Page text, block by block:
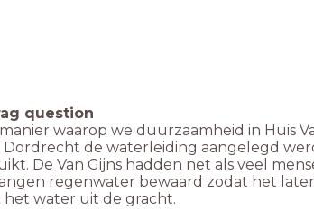
question
waarop we duurzaamheid in Huis
Dordrecht de waterleiding aangelegd
De Van Gijns hadden net als veel
regenwater bewaard zodat het
het water uit de gracht.